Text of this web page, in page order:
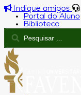
Indique amigos
Portal do Aluno
Biblioteca